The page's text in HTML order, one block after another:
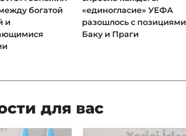
богатой
и
«единогласие» УЕФА
разошлось с позициями
Баку и Праги
для вас